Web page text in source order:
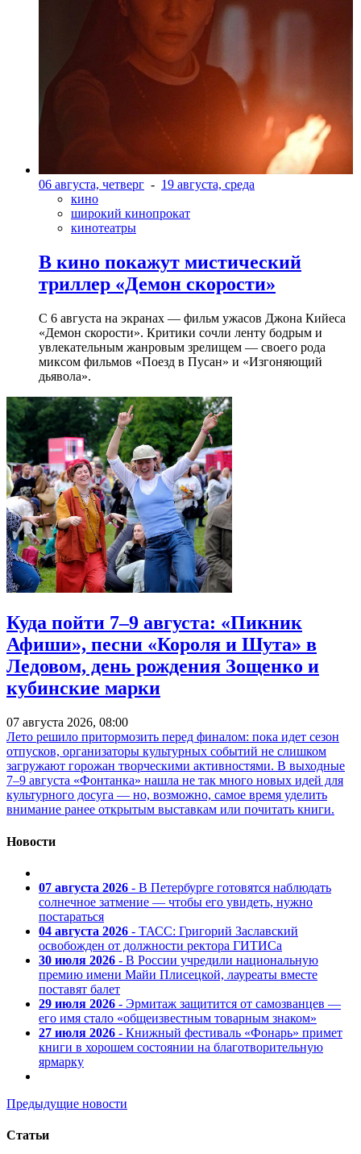
06 августа, четверг - 19 августа, среда
кино
широкий кинопрокат
кинотеатры
В кино покажут мистический
триллер «Демон скорости»
С 6 августа на экранах — фильм ужасов Джона Кийеса
«Демон скорости». Критики сочли ленту бодрым и
увлекательным жанровым зрелищeм — своего рода
миксом фильмов «Поезд в Пусан» и «Изгоняющий
дьявола».
Куда пойти 7–9 августа: «Пикник
Афиши», песни «Короля и Шута» в
Ледовом, день рождения Зощенко и
кубинские марки
07 августа 2026, 08:00
Лето решило притормозить перед финалом: пока идет сезон
отпусков, организаторы культурных событий не слишком
загружают горожан творческими активностями. В выходные
7–9 августа «Фонтанка» нашла не так много новых идей для
культурного досуга — но, возможно, самое время уделить
внимание ранее открытым выставкам или почитать книги.
Новости
07 августа 2026 - В Петербурге готовятся наблюдать
солнечное затмение — чтобы его увидеть, нужно
постараться
04 августа 2026 - ТАСС: Григорий Заславский
освобожден от должности ректора ГИТИСа
30 июля 2026 - В России учредили национальную
премию имени Майи Плисецкой, лауреаты вместе
поставят балет
29 июля 2026 - Эрмитаж защитится от самозванцев —
его имя стало «общеизвестным товарным знаком»
27 июля 2026 - Книжный фестиваль «Фонарь» примет
книги в хорошем состоянии на благотворительную
ярмарку
Предыдущие новости
Статьи